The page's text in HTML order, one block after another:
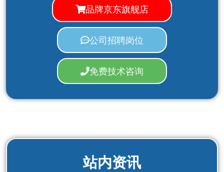
品牌京东旗舰店
公司招聘岗位
免费技术咨询
站内资讯